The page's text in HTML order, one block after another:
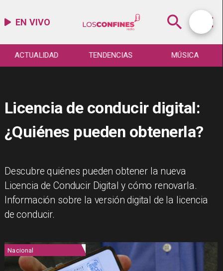
EN VIVO
ACTUALIDAD TENDENCIAS MÚSICA
Licencia de conducir digital:
¿Quiénes pueden obtenerla?
Descubre quiénes pueden obtener la nueva
Licencia de Conducir Digital y cómo renovarla.
Información sobre la versión digital de la licencia
de conducir.
Nacional